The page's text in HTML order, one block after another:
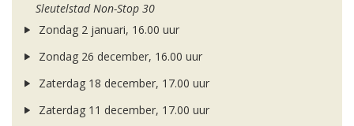
Sleutelstad Non-Stop 30
Zondag 2 januari, 16.00 uur
Zondag 26 december, 16.00 uur
Zaterdag 18 december, 17.00 uur
Zaterdag 11 december, 17.00 uur